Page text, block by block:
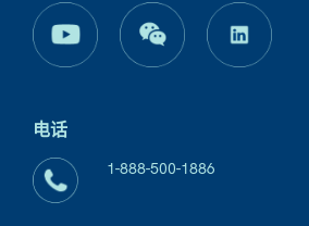
电话
1-888-500-1886